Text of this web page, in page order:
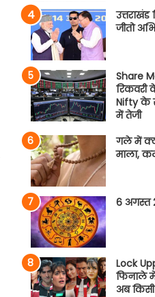
जीतो
Share
रिकवरी
Nifty के
में तेजी
गले में
माला,
6 अगस्त
Lock
फिनाले
अब